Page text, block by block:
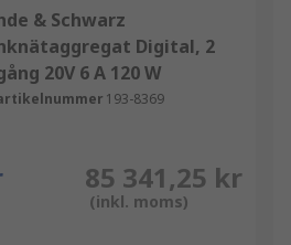
& Schwarz
Digital, 2
20V 6 A 120 W
193-8369
85 341,25 kr
(inkl. moms)